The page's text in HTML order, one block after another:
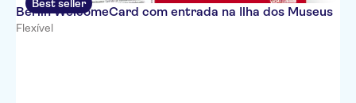
Best seller
Berlin WelcomeCard com entrada na Ilha dos Museus
Flexível